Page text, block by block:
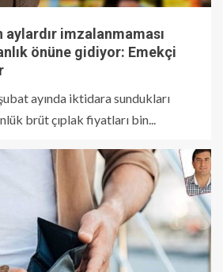
aylardır imzalanmaması
önüne gidiyor: Emekçi
ayında iktidara sundukları
brüt çıplak fiyatları bin...